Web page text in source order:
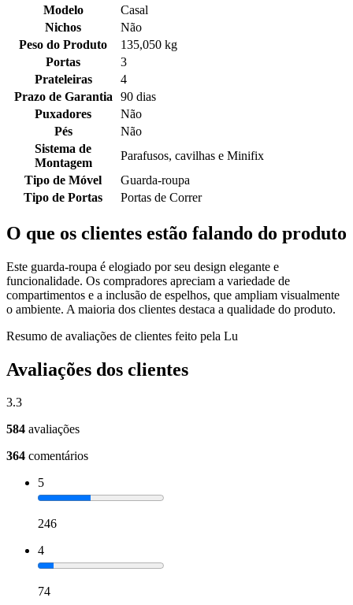
Modelo
Casal
Nichos
Não
Peso do Produto
135,050 kg
Portas
3
Prateleiras
4
Prazo de Garantia
90 dias
Puxadores
Não
Pés
Não
Sistema de
Montagem
Parafusos, cavilhas e Minifix
Tipo de Móvel
Guarda-roupa
Tipo de Portas
Portas de Correr
O que os clientes estão falando do produto
Este guarda-roupa é elogiado por seu design elegante e
funcionalidade. Os compradores apreciam a variedade de
compartimentos e a inclusão de espelhos, que ampliam visualmente
o ambiente. A maioria dos clientes destaca a qualidade do produto.
Resumo de avaliações de clientes feito pela Lu
Avaliações dos clientes
3.3
584 avaliações
364 comentários
5
246
4
74